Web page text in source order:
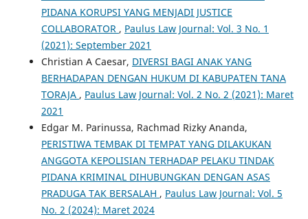
PIDANA KORUPSI YANG MENJADI JUSTICE
COLLABORATOR , Paulus Law Journal: Vol. 3 No. 1
(2021): September 2021
Christian A Caesar, DIVERSI BAGI ANAK YANG
BERHADAPAN DENGAN HUKUM DI KABUPATEN TANA
TORAJA , Paulus Law Journal: Vol. 2 No. 2 (2021): Maret
2021
Edgar M. Parinussa, Rachmad Rizky Ananda,
PERISTIWA TEMBAK DI TEMPAT YANG DILAKUKAN
ANGGOTA KEPOLISIAN TERHADAP PELAKU TINDAK
PIDANA KRIMINAL DIHUBUNGKAN DENGAN ASAS
PRADUGA TAK BERSALAH , Paulus Law Journal: Vol. 5
No. 2 (2024): Maret 2024